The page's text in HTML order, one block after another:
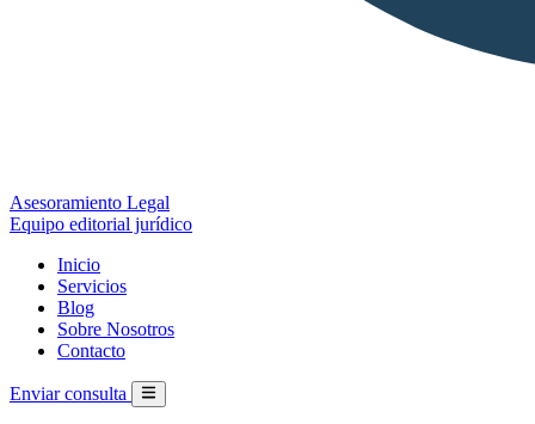
Asesoramiento Legal
Equipo editorial jurídico
Inicio
Servicios
Blog
Sobre Nosotros
Contacto
Enviar consulta